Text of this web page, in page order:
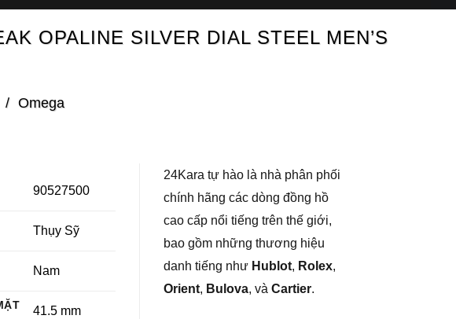
OPALINE SILVER DIAL STEEL MEN’S
/ Omega
90527500
Thụy Sỹ
Nam
41.5 mm
24Kara tự hào là nhà phân phối
chính hãng các dòng đồng hồ
cao cấp nổi tiếng trên thế giới,
bao gồm những thương hiệu
danh tiếng như Hublot, Rolex,
Orient, Bulova, và Cartier.